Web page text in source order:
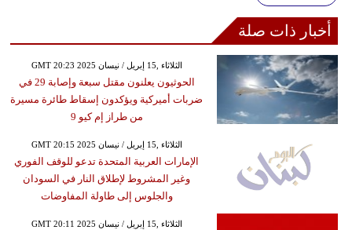
أخبار ذات صلة
GMT 20:23 2025 الثلاثاء ,15 إبريل / نيسان
الحوثيون يعلنون مقتل سبعة وإصابة 29 في
ضربات أميركية ويؤكدون إسقاط طائرة مسيرة
من طراز إم كيو 9
GMT 20:15 2025 الثلاثاء ,15 إبريل / نيسان
الإمارات العربية المتحدة تدعو للوقف الفوري
وغير المشروط لإطلاق النار في السودان
والجلوس إلى طاولة المفاوضات
GMT 20:11 2025 الثلاثاء ,15 إبريل / نيسان